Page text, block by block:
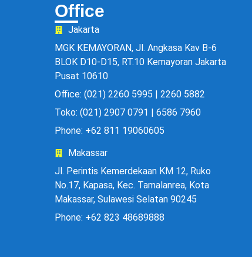
Office
Jakarta
MGK KEMAYORAN, Jl. Angkasa Kav B-6
BLOK D10-D15, RT.10 Kemayoran Jakarta
Pusat 10610
Office: (021) 2260 5995 | 2260 5882
Toko: (021) 2907 0791 | 6586 7960
Phone: +62 811 19060605
Makassar
Jl. Perintis Kemerdekaan KM 12, Ruko
No.17, Kapasa, Kec. Tamalanrea, Kota
Makassar, Sulawesi Selatan 90245
Phone: +62 823 48689888